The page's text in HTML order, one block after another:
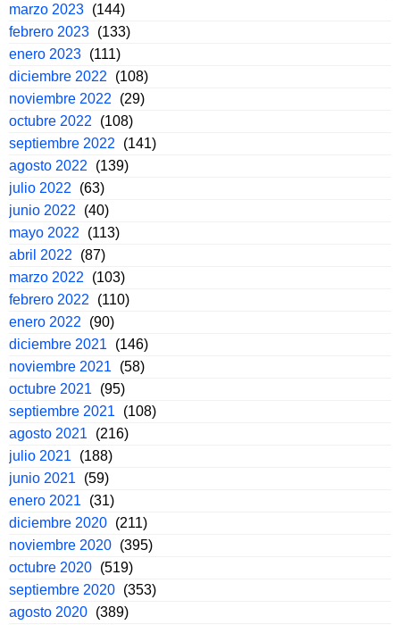
marzo 2023 (144)
febrero 2023 (133)
enero 2023 (111)
diciembre 2022
(108)
noviembre 2022
(29)
octubre 2022
(108)
septiembre 2022
(141)
agosto 2022
(139)
julio 2022
(63)
junio 2022
(40)
mayo 2022
(113)
abril 2022
(87)
marzo 2022
(103)
febrero 2022
(110)
enero 2022
(90)
diciembre 2021
(146)
noviembre 2021
(58)
octubre 2021
(95)
septiembre 2021
(108)
agosto 2021
(216)
julio 2021
(188)
junio 2021
(59)
enero 2021
(31)
diciembre 2020 (211)
noviembre 2020 (395)
octubre 2020 (519)
septiembre 2020 (353)
agosto 2020 (389)